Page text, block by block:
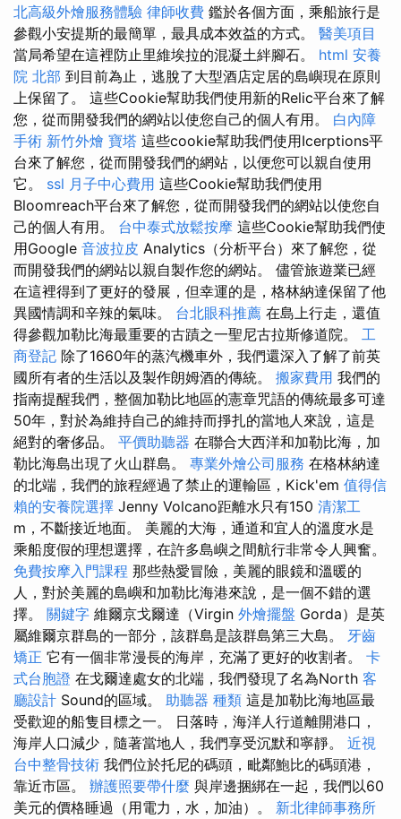
北高級外燴服務體驗 律師收費 鑑於各個方面，乘船旅行是
參觀小安提斯的最簡單，最具成本效益的方式。 醫美項目
當局希望在這裡防止里維埃拉的混凝土絆腳石。 html 安養
院 北部 到目前為止，逃脫了大型酒店定居的島嶼現在原則
上保留了。 這些Cookie幫助我們使用新的Relic平台來了解
您，從而開發我們的網站以使您自己的個人有用。 白內障
手術 新竹外燴 寶塔 這些cookie幫助我們使用Icerptions平
台來了解您，從而開發我們的網站，以便您可以親自使用
它。 ssl 月子中心費用 這些Cookie幫助我們使用
Bloomreach平台來了解您，從而開發我們的網站以使您自
己的個人有用。 台中泰式放鬆按摩 這些Cookie幫助我們使
用Google 音波拉皮 Analytics（分析平台）來了解您，從
而開發我們的網站以親自製作您的網站。 儘管旅遊業已經
在這裡得到了更好的發展，但幸運的是，格林納達保留了他
異國情調和辛辣的氣味。 台北眼科推薦 在島上行走，還值
得參觀加勒比海最重要的古蹟之一聖尼古拉斯修道院。 工
商登記 除了1660年的蒸汽機車外，我們還深入了解了前英
國所有者的生活以及製作朗姆酒的傳統。 搬家費用 我們的
指南提醒我們，整個加勒比地區的憲章咒語的傳統最多可達
50年，對於為維持自己的維持而掙扎的當地人來說，這是
絕對的奢侈品。 平價助聽器 在聯合大西洋和加勒比海，加
勒比海島出現了火山群島。 專業外燴公司服務 在格林納達
的北端，我們的旅程經過了禁止的運輸區，Kick'em 值得信
賴的安養院選擇 Jenny Volcano距離水只有150 清潔工
m，不斷接近地面。 美麗的大海，通道和宜人的溫度水是
乘船度假的理想選擇，在許多島嶼之間航行非常令人興奮。
免費按摩入門課程 那些熱愛冒險，美麗的眼鏡和溫暖的
人，對於美麗的島嶼和加勒比海港來說，是一個不錯的選
擇。 關鍵字 維爾京戈爾達（Virgin 外燴擺盤 Gorda）是英
屬維爾京群島的一部分，該群島是該群島第三大島。 牙齒
矯正 它有一個非常漫長的海岸，充滿了更好的收割者。 卡
式台胞證 在戈爾達處女的北端，我們發現了名為North 客
廳設計 Sound的區域。 助聽器 種類 這是加勒比海地區最
受歡迎的船隻目標之一。 日落時，海洋人行道離開港口，
海岸人口減少，隨著當地人，我們享受沉默和寧靜。 近視
台中整骨技術 我們位於托尼的碼頭，毗鄰鮑比的碼頭港，
靠近市區。 辦護照要帶什麼 與岸邊捆綁在一起，我們以60
美元的價格睡過（用電力，水，加油）。 新北律師事務所